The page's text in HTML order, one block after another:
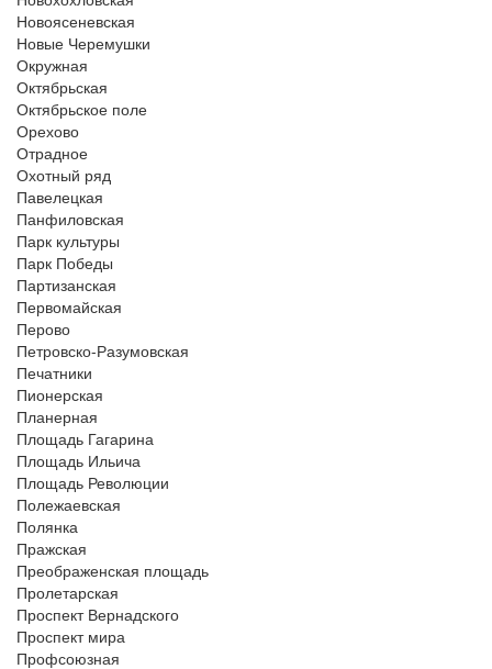
Новоясеневская
Новые Черемушки
Окружная
Октябрьская
Октябрьское поле
Орехово
Отрадное
Охотный ряд
Павелецкая
Панфиловская
Парк культуры
Парк Победы
Партизанская
Первомайская
Перово
Петровско-Разумовская
Печатники
Пионерская
Планерная
Площадь Гагарина
Площадь Ильича
Площадь Революции
Полежаевская
Полянка
Пражская
Преображенская площадь
Пролетарская
Проспект Вернадского
Проспект мира
Профсоюзная